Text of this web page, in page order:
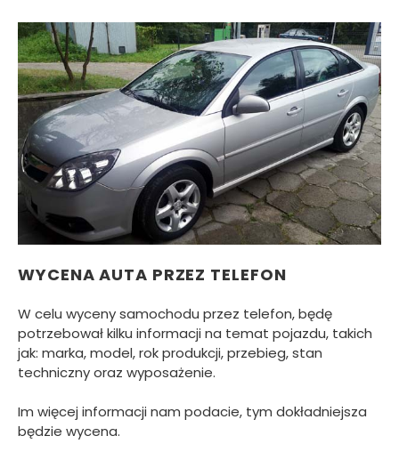
WYCENA AUTA PRZEZ TELEFON
W celu wyceny samochodu przez telefon, będę
potrzebował kilku informacji na temat pojazdu, takich
jak: marka, model, rok produkcji, przebieg, stan
techniczny oraz wyposażenie.
Im więcej informacji nam podacie, tym dokładniejsza
będzie wycena.